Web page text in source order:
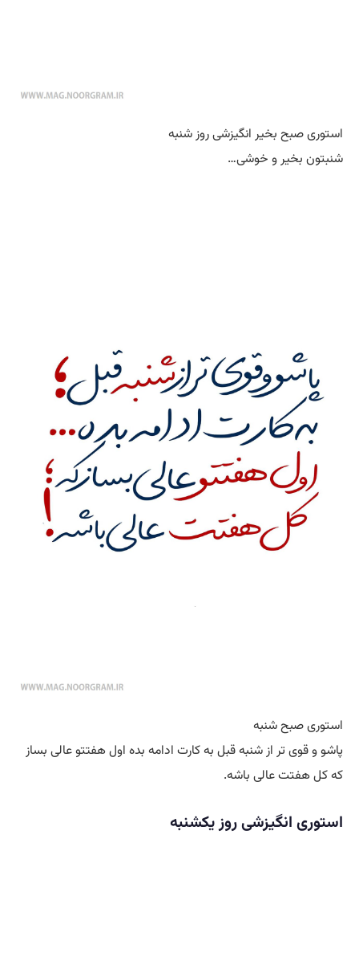
استوری صبح بخیر انگیزشی روز شنبه
شنبتون بخیر و خوشی…
استوری صبح شنبه
پاشو و قوی تر از شنبه قبل به کارت ادامه بده اول هفتتو عالی بساز
که کل هفتت عالی باشه.
استوری انگیزشی روز یکشنبه